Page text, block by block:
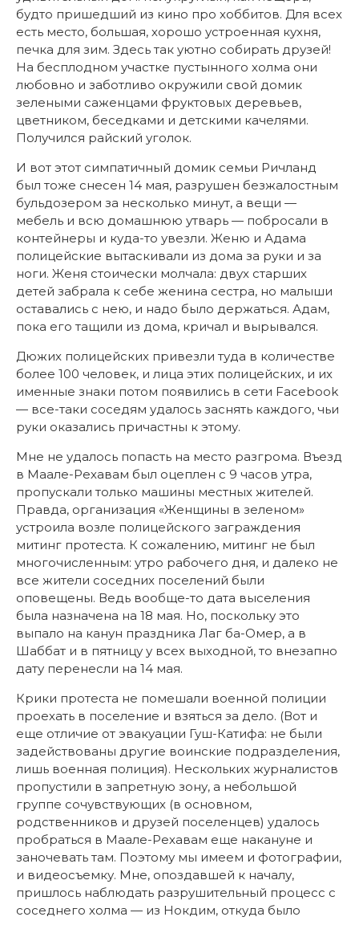
будто пришедший из кино про хоббитов. Для всех
есть место, большая, хорошо устроенная кухня,
печка для зим. Здесь так уютно собирать друзей!
На бесплодном участке пустынного холма они
любовно и заботливо окружили свой домик
зелеными саженцами фруктовых деревьев,
цветником, беседками и детскими качелями.
Получился райский уголок.
И вот этот симпатичный домик семьи Ричланд
был тоже снесен 14 мая, разрушен безжалостным
бульдозером за несколько минут, а вещи —
мебель и всю домашнюю утварь — побросали в
контейнеры и куда-то увезли. Женю и Адама
полицейские вытаскивали из дома за руки и за
ноги. Женя стоически молчала: двух старших
детей забрала к себе женина сестра, но малыши
оставались с нею, и надо было держаться. Адам,
пока его тащили из дома, кричал и вырывался.
Дюжих полицейских привезли туда в количестве
более 100 человек, и лица этих полицейских, и их
именные знаки потом появились в сети Facebook
— все-таки соседям удалось заснять каждого, чьи
руки оказались причастны к этому.
Мне не удалось попасть на место разгрома. Въезд
в Маале-Рехавам был оцеплен с 9 часов утра,
пропускали только машины местных жителей.
Правда, организация «Женщины в зеленом»
устроила возле полицейского заграждения
митинг протеста. К сожалению, митинг не был
многочисленным: утро рабочего дня, и далеко не
все жители соседних поселений были
оповещены. Ведь вообще-то дата выселения
была назначена на 18 мая. Но, поскольку это
выпало на канун праздника Лаг ба-Омер, а в
Шаббат и в пятницу у всех выходной, то внезапно
дату перенесли на 14 мая.
Крики протеста не помешали военной полиции
проехать в поселение и взяться за дело. (Вот и
еще отличие от эвакуации Гуш-Катифа: не были
задействованы другие воинские подразделения,
лишь военная полиция). Нескольких журналистов
пропустили в запретную зону, а небольшой
группе сочувствующих (в основном,
родственников и друзей поселенцев) удалось
пробраться в Маале-Рехавам еще накануне и
заночевать там. Поэтому мы имеем и фотографии,
и видеосъемку. Мне, опоздавшей к началу,
пришлось наблюдать разрушительный процесс с
соседнего холма — из Нокдим, откуда было